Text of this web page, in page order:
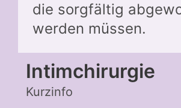
die sorgfältig
werden müssen.
Intimchirurgie
Kurzinfo